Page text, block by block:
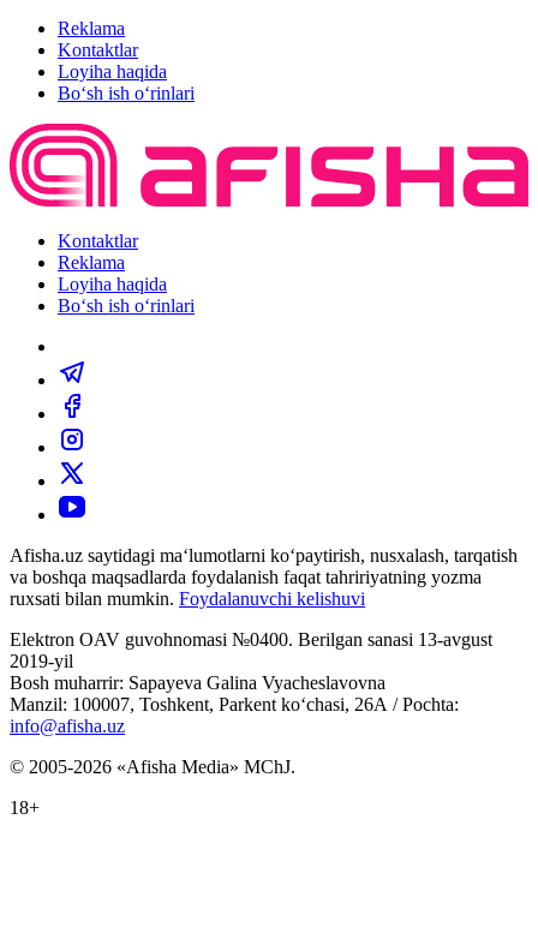
Reklama
Kontaktlar
Loyiha haqida
Bo‘sh ish o‘rinlari
Kontaktlar
Reklama
Loyiha haqida
Bo‘sh ish o‘rinlari
Afisha.uz saytidagi ma‘lumotlarni ko‘paytirish, nusxalash, tarqatish
va boshqa maqsadlarda foydalanish faqat tahririyatning yozma
ruxsati bilan mumkin. Foydalanuvchi kelishuvi
Elektron OAV guvohnomasi №0400. Berilgan sanasi 13-avgust
2019-yil
Bosh muharrir: Sapayeva Galina Vyacheslavovna
Manzil: 100007, Toshkent, Parkent ko‘chasi, 26А / Pochta:
info@afisha.uz
© 2005-2026 «Afisha Media» MChJ.
18+